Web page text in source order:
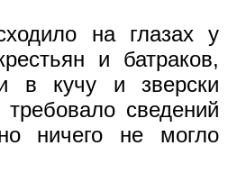
на глазах у
и батраков,
в кучу и зверски
сведений
ничего не могло